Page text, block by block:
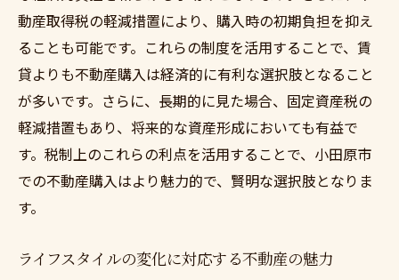
リノベーションによる資産価値の向上
不動産購入後の資産管理方法
小田原市の豊かな自然と広い居住スペースを活
かした住まいづくり
自然と共生する住宅設計の工夫
広い敷地を活用したガーデニングの楽しみ
ペットと快適に過ごせる住環境作り
家族の成長に合わせた住まいの柔軟性
動産取得税の軽減措置により、購入時の初期負担を抑え
ることも可能です。これらの制度を活用することで、賃
貸よりも不動産購入は経済的に有利な選択肢となること
が多いです。さらに、長期的に見た場合、固定資産税の
軽減措置もあり、将来的な資産形成においても有益で
す。税制上のこれらの利点を活用することで、小田原市
での不動産購入はより魅力的で、賢明な選択肢となりま
す。
ライフスタイルの変化に対応する不動産の魅力